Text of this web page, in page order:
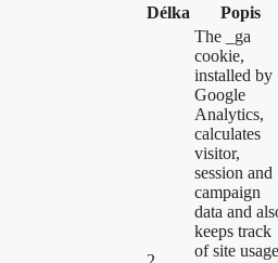
Délka Popis
The _ga
cookie,
installed by
Google
Analytics,
calculates
visitor,
session and
campaign
data and
keeps track
of site usage